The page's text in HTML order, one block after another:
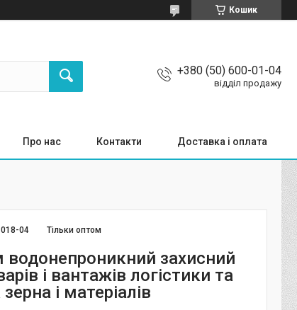
Кошик
+380 (50) 600-01-04
відділ продажу
Про нас Контакти Доставка і оплата
Тільки оптом
04
захисний
і вантажів логістики та
і матеріалів